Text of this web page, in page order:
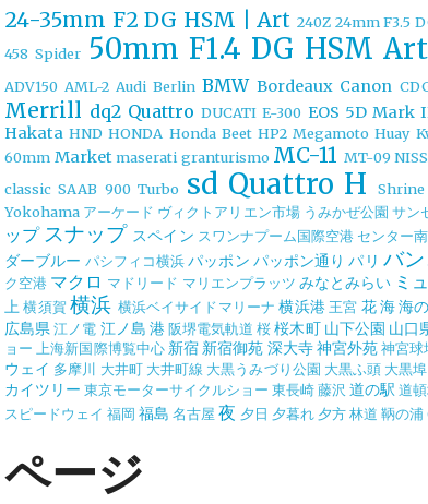
24-35mm F2 DG HSM | Art 240Z 24mm F3.5
458 Spider 50mm F1.4 DG HSM Art
ADV150 AML-2 Audi Berlin BMW Bordeaux Canon
Merrill dq2 Quattro DUCATI E-300 EOS 5D Mark
Hakata HND HONDA Honda Beet HP2 Megamoto Huay
60mm Market maserati granturismo MC-11 MT-09
classic SAAB 900 Turbo sd Quattro H Shrine
Yokohama アーケード ヴィクトアリエン市場 うみかぜ公園 サン
ップ スナップ スペイン スワンナプーム国際空港 センター南
ダーブルー パシフィコ横浜 パッポン パッポン通り パリ バ
ク空港 マクロ マドリード マリエンプラッツ みなとみらい ミ
上 横須賀 横浜 横浜ベイサイドマリーナ 横浜港 王宮 花海海
広島県 江ノ電 江ノ島 港阪堺電気軌道 桜 桜木町 山下公園 山口
ョー 上海新国際博覧中心 新宿 新宿御苑 深大寺神宮外苑 神宮球
ウェイ 多摩川 大井町 大井町線 大黒うみづり公園 大黒ふ頭 大黒
カイツリー 東京モーターサイクルショー 東長崎藤沢 道の駅 道
スピードウェイ 福岡 福島 名古屋 夜 夕日 夕暮れ 夕方林道 鞆の浦
ページ